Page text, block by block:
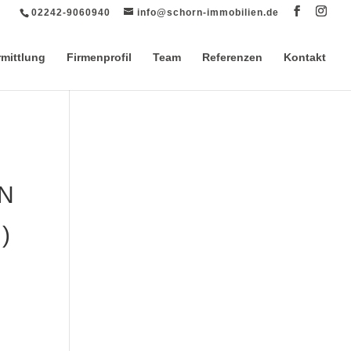
02242-9060940 info@schorn-immobilien.de
Firmenprofil Team Referenzen Kontakt